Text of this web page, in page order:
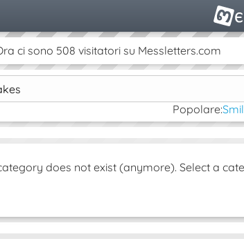
ci sono 508 visitatori su Messletters.com
Popolare:
does not exist (anymore). Select a